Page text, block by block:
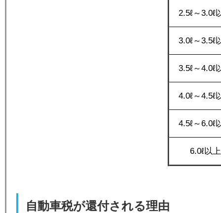
2.5ℓ～3.0ℓ
3.0ℓ～3.5ℓ
3.5ℓ～4.0ℓ
4.0ℓ～4.5ℓ
4.5ℓ～6.0ℓ
6.0ℓ以上
自動車税が還付される理由